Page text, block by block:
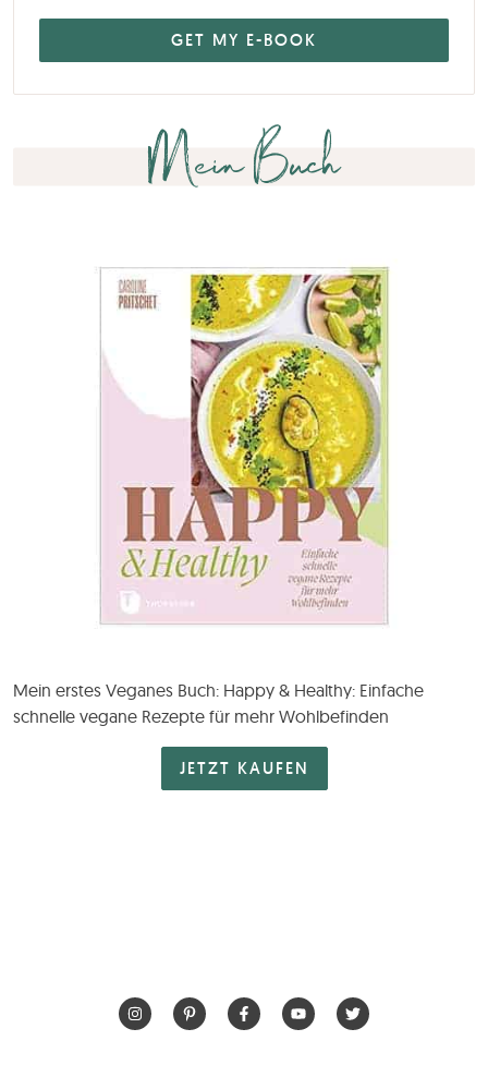
Mein Buch
Mein erstes Veganes Buch: Happy & Healthy: Einfache
schnelle vegane Rezepte für mehr Wohlbefinden
JETZT KAUFEN